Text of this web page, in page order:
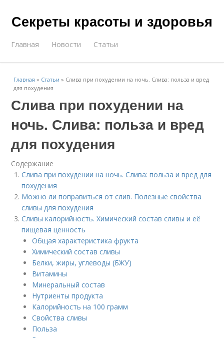
Секреты красоты и здоровья
Главная Новости Статьи
Главная » Статьи » Слива при похудении на ночь. Слива: польза и вред
для похудения
Слива при похудении на
ночь. Слива: польза и вред
для похудения
Содержание
Слива при похудении на ночь. Слива: польза и вред для
похудения
Можно ли поправиться от слив. Полезные свойства
сливы для похудения
Сливы калорийность. Химический состав сливы и её
пищевая ценность
Общая характеристика фрукта
Химический состав сливы
Белки, жиры, углеводы (БЖУ)
Витамины
Минеральный состав
Нутриенты продукта
Калорийность на 100 грамм
Свойства сливы
Польза